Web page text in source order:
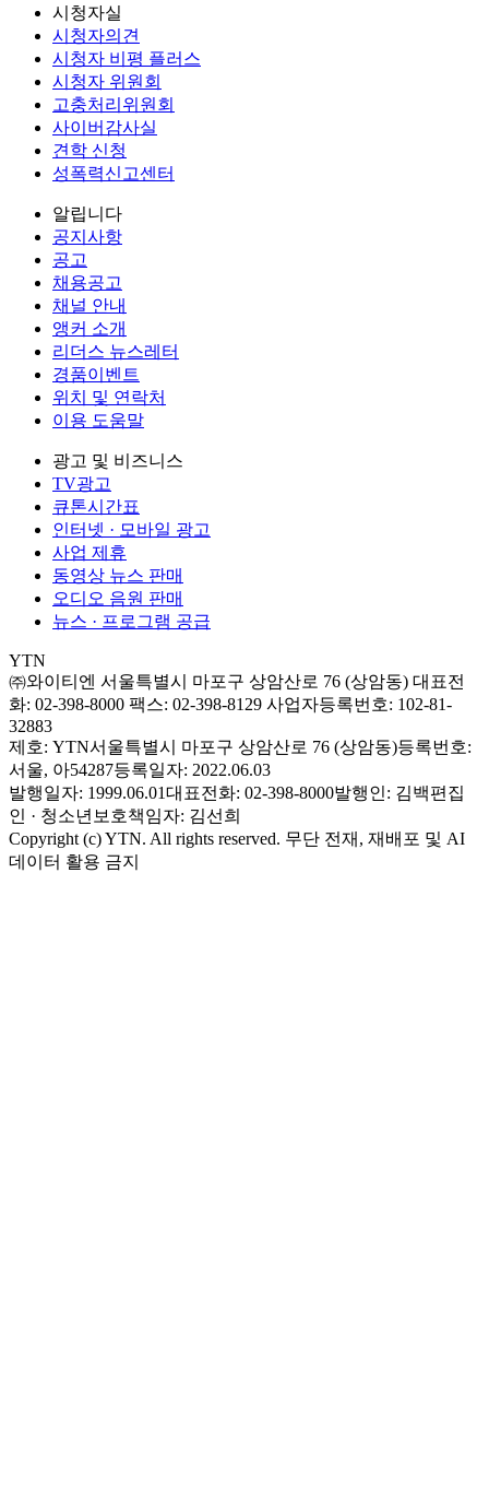
시청자실
시청자의견
시청자 비평 플러스
시청자 위원회
고충처리위원회
사이버감사실
견학 신청
성폭력신고센터
알립니다
공지사항
공고
채용공고
채널 안내
앵커 소개
리더스 뉴스레터
경품이벤트
위치 및 연락처
이용 도움말
광고 및 비즈니스
TV광고
큐톤시간표
인터넷 · 모바일 광고
사업 제휴
동영상 뉴스 판매
오디오 음원 판매
뉴스 · 프로그램 공급
YTN
㈜와이티엔 서울특별시 마포구 상암산로 76 (상암동) 대표전
화: 02-398-8000 팩스: 02-398-8129 사업자등록번호: 102-81-
32883
제호: YTN서울특별시 마포구 상암산로 76 (상암동)등록번호:
서울, 아54287등록일자: 2022.06.03
발행일자: 1999.06.01대표전화: 02-398-8000발행인: 김백편집
인 · 청소년보호책임자: 김선희
Copyright (c) YTN. All rights reserved. 무단 전재, 재배포 및 AI
데이터 활용 금지